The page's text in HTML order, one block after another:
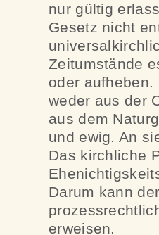
nur gültig
Gesetz nicht
Zeitumstände
oder
weder aus der
aus dem
und ewig. An
Das kirchliche
Darum kann
erweisen.